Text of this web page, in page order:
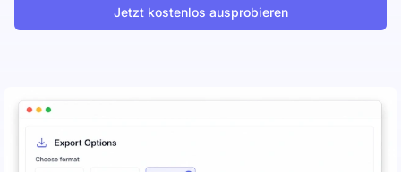
Jetzt kostenlos ausprobieren